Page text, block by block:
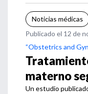
Noticias médicas
Publicado el 12 de
“Obstetrics and
materno
Un estudio